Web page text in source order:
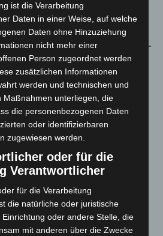
kehren nach
Spanien zurück
Population in Niedersachsen
in Neuwarmbüchen schnell
Notfallsanitäter starten beim
ist die Verarbeitung
Daten in einer Weise, auf welche
Daten ohne Hinzuziehung
nicht mehr einer
Person zugeordnet werden
zusätzlichen Informationen
werden und technischen und
Maßnahmen unterliegen, die
die personenbezogenen Daten
oder identifizierbaren
zugewiesen werden.
oder für die
Verantwortlicher
für die Verarbeitung
die natürliche oder juristische
oder andere Stelle, die
mit anderen über die Zwecke